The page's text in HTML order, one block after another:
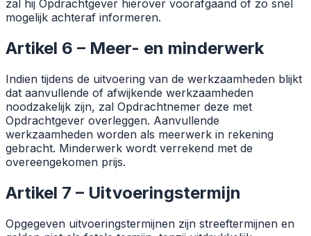
zal hij Opdrachtgever hierover voorafgaand of zo snel
mogelijk achteraf informeren.
Artikel 6 – Meer- en minderwerk
Indien tijdens de uitvoering van de werkzaamheden blijkt
dat aanvullende of afwijkende werkzaamheden
noodzakelijk zijn, zal Opdrachtnemer deze met
Opdrachtgever overleggen. Aanvullende
werkzaamheden worden als meerwerk in rekening
gebracht. Minderwerk wordt verrekend met de
overeengekomen prijs.
Artikel 7 – Uitvoeringstermijn
Opgegeven uitvoeringstermijnen zijn streeftermijnen en